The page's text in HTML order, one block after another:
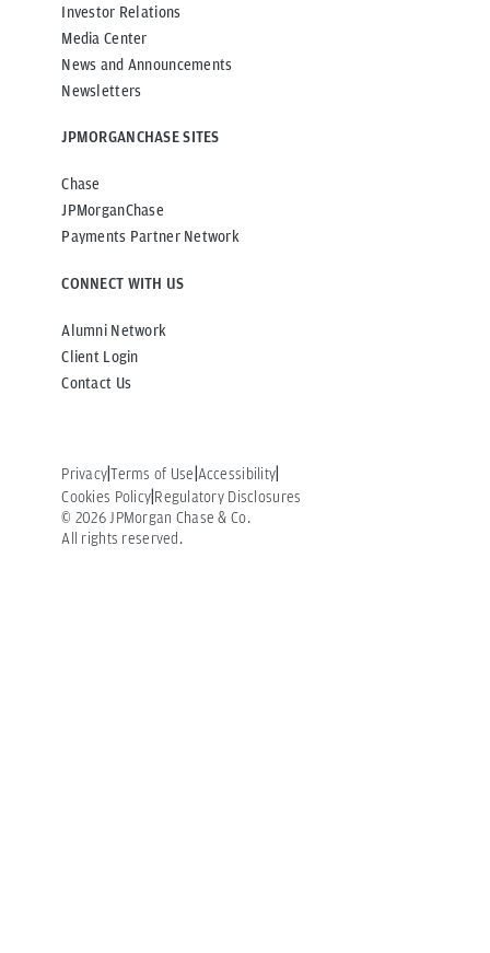
Investor Relations
Media Center
News and Announcements
Newsletters
JPMORGANCHASE SITES
Chase
JPMorganChase
Payments Partner Network
CONNECT WITH US
Alumni Network
Client Login
Contact Us
Privacy Terms of Use Accessibility
Cookies Policy Regulatory Disclosures
© 2026 JPMorgan Chase & Co.
All rights reserved.